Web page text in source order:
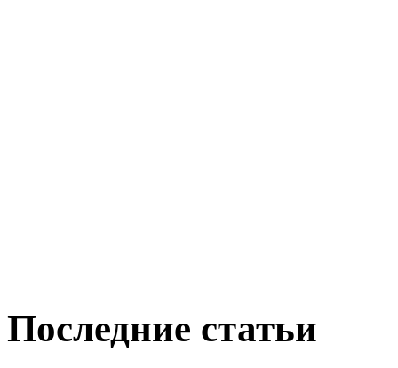
Последние статьи